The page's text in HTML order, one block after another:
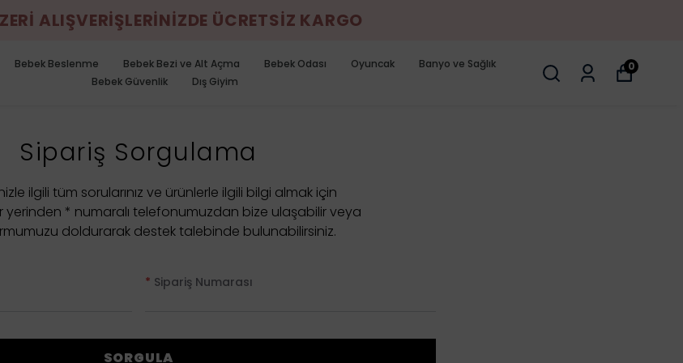
ALIŞVERİŞLERİNİZDE ÜCRETSİZ KARGO
Bebek Beslenme Bebek Bezi ve Alt Açma Bebek Odası Oyuncak
Banyo ve Sağlık
Bebek Güvenlik
Dış Giyim
0
Sipariş Sorgulama
ilgili tüm sorularınız ve ürünlerle ilgili bilgi almak için
yerinden * numaralı telefonumuzdan bize ulaşabilir veya
doldurarak destek talebinde bulunabilirsiniz.
* Sipariş Numarası
SORGULA